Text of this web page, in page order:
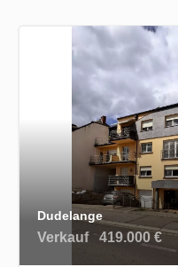
Dudelange
Verkauf 419.000 €